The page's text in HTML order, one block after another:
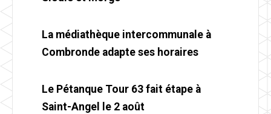
La médiathèque intercommunale à
Combronde adapte ses horaires
Le Pétanque Tour 63 fait étape à
Saint-Angel le 2 août